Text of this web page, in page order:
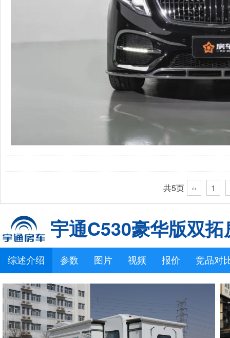
共5页 ‹‹ 1
宇通C530豪华版双拓
综述介绍 参数 图片 视频 报价 竞品对